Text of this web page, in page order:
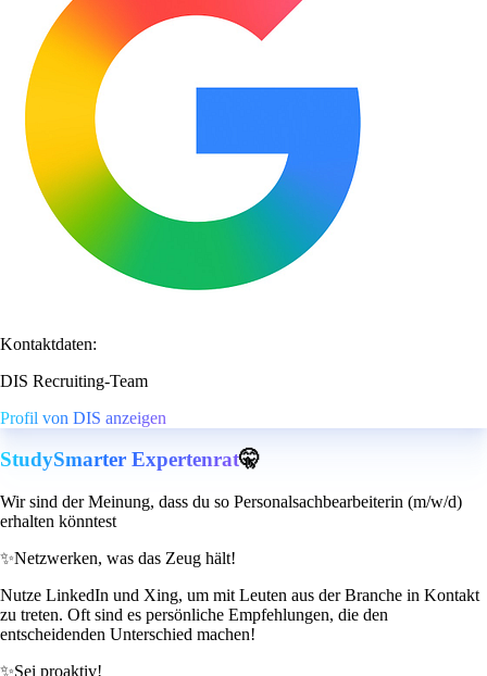
Kontaktdaten:
DIS Recruiting-Team
Profil von DIS anzeigen
StudySmarter Expertenrat🤫
Wir sind der Meinung, dass du so Personalsachbearbeiterin (m/w/d)
erhalten könntest
✨Netzwerken, was das Zeug hält!
Nutze LinkedIn und Xing, um mit Leuten aus der Branche in Kontakt
zu treten. Oft sind es persönliche Empfehlungen, die den
entscheidenden Unterschied machen!
✨Sei proaktiv!